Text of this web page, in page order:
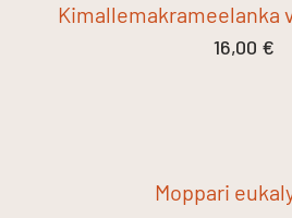
Kimallemakrameelanka
16,00 €
Moppari